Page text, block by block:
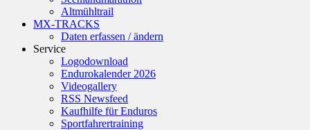
Altmühltrail
MX-TRACKS
Daten erfassen / ändern
Service
Logodownload
Endurokalender 2026
Videogallery
RSS Newsfeed
Kaufhilfe für Enduros
Sportfahrertraining